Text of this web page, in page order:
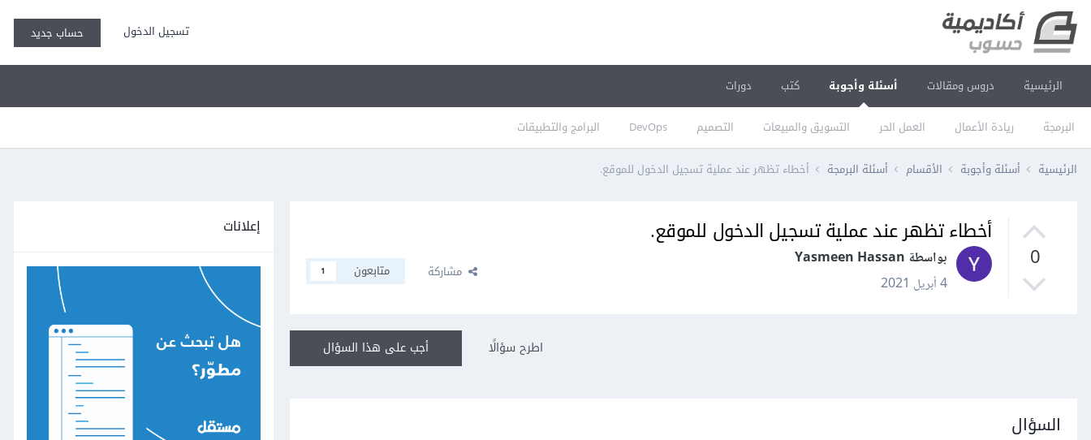
تسجيل الدخول حساب جديد
الرئيسية دروس ومقالات أسئلة وأجوبة
البرمجة ريادة الأعمال العمل الحر التسويق والمبيعات التصميم DevOps البرامج والتطبيقات
كتب دورات
الرئيسية أسئلة وأجوبة الأقسام أسئلة البرمجة أخطاء تظهر عند عملية تسجيل الدخول للموقع.
0
أخطاء تظهر عند عملية تسجيل الدخول للموقع.
بواسطة Yasmeen Hassan
4 أبريل 2021
مشاركة متابعون 1
أجب على هذا السؤال اطرح سؤالًا
السؤال
إعلانات